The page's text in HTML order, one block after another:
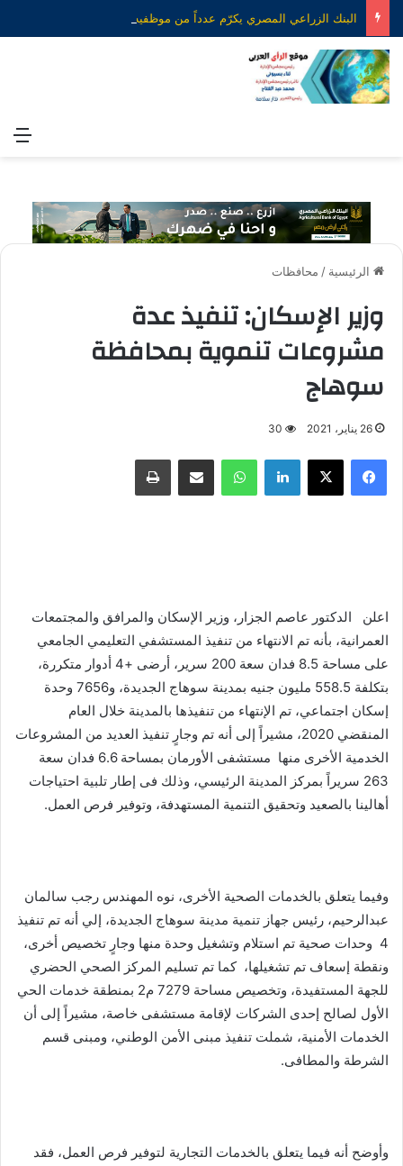
الرئيسية / محافظات
وزير الإسكان: تنفيذ عدة
مشروعات تنموية بمحافظة
سوهاج
26 يناير، 2021 30
فيسبوك X لينكدإن واتساب مشاركة عبر البريد طباعة
اعلن الدكتور عاصم الجزار، وزير الإسكان والمرافق والمجتمعات
العمرانية، بأنه تم الانتهاء من تنفيذ المستشفي التعليمي الجامعي
على مساحة 8.5 فدان سعة 200 سرير، أرضى +4 أدوار متكررة،
بتكلفة 558.5 مليون جنيه بمدينة سوهاج الجديدة، و7656 وحدة
إسكان اجتماعي، تم الإنتهاء من تنفيذها بالمدينة خلال العام
المنقضي 2020، مشيراً إلى أنه تم وجارٍ تنفيذ العديد من المشروعات
الخدمية الأخرى منها مستشفى الأورمان بمساحة 6.6 فدان سعة
263 سريراً بمركز المدينة الرئيسي، وذلك فى إطار تلبية احتياجات
أهالينا بالصعيد وتحقيق التنمية المستهدفة، وتوفير فرص العمل.
وفيما يتعلق بالخدمات الصحية الأخرى، نوه المهندس رجب سالمان
عبدالرحيم، رئيس جهاز تنمية مدينة سوهاج الجديدة، إلي أنه تم تنفيذ
4 وحدات صحية تم استلام وتشغيل وحدة منها وجارٍ تخصيص أخرى،
ونقطة إسعاف تم تشغيلها، كما تم تسليم المركز الصحي الحضري
للجهة المستفيدة، وتخصيص مساحة 7279 م2 بمنطقة خدمات الحي
الأول لصالح إحدى الشركات لإقامة مستشفى خاصة، مشيراً إلى أن
الخدمات الأمنية، شملت تنفيذ مبنى الأمن الوطني، ومبنى قسم
الشرطة والمطافى.
وأوضح أنه فيما يتعلق بالخدمات التجارية لتوفير فرص العمل، فقد